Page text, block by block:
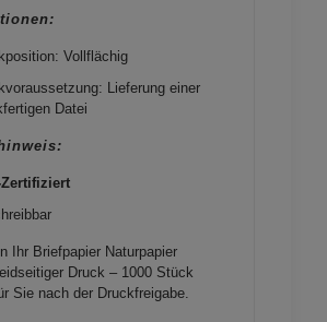
Vollflächig
Lieferung einer
Datei
Zertifiziert
Ihr Briefpapier Naturpapier
Druck – 1000 Stück
Sie nach der Druckfreigabe.